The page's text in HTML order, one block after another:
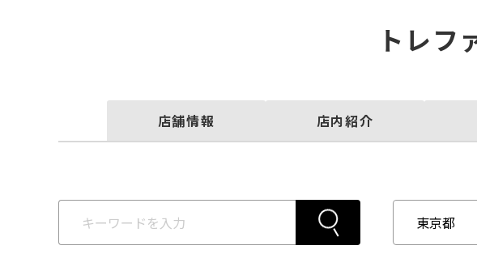
トレフ
店舗情報 店内紹介